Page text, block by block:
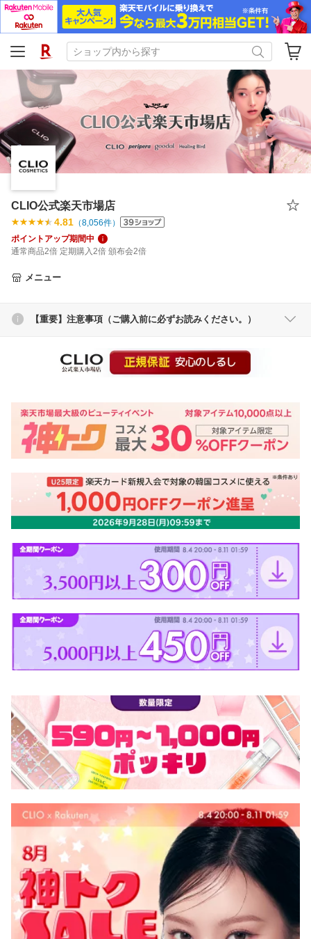
CLIO公式楽天市場店
4.81 （8,056件）
ポイントアップ期間中
通常商品2倍 定期購入2倍 頒布会2倍
メニュー
【重要】注意事項（ご購入前に必ずお読みください。）